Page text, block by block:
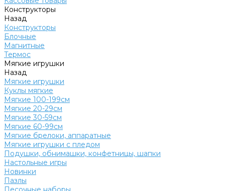
Конструкторы
Назад
Конструкторы
Блочные
Магнитные
Термос
Мягкие игрушки
Назад
Мягкие игрушки
Куклы мягкие
Мягкие 100-199см
Мягкие 20-29см
Мягкие 30-59см
Мягкие 60-99см
Мягкие брелоки, аппаратные
Мягкие игрушки с пледом
Подушки, обнимашки, конфетницы, шапки
Настольные игры
Новинки
Пазлы